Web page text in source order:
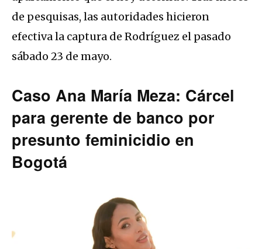
de pesquisas, las autoridades hicieron
efectiva la captura de Rodríguez el pasado
sábado 23 de mayo.
Caso Ana María Meza: Cárcel
para gerente de banco por
presunto feminicidio en
Bogotá